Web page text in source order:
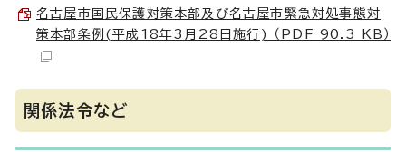
名古屋市国民保護対策本部及び名古屋市緊急対処事態対
策本部条例(平成18年3月28日施行) （PDF 90.3 KB）
関係法令など